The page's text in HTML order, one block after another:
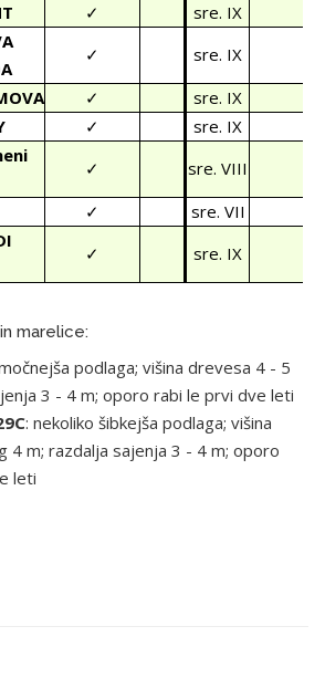
✓
sre. IX
✓
sre. IX
✓
sre. IX
✓
sre. IX
✓
sre. VIII
✓
sre. VII
✓ sre. IX
marelice:
podlaga; višina drevesa 4 - 5
3 - 4 m; oporo rabi le prvi dve leti
: nekoliko šibkejša podlaga; višina
4 m; razdalja sajenja 3 - 4 m; oporo
leti